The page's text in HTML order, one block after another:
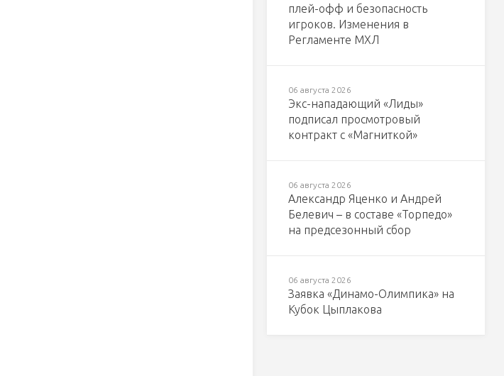
плей-офф и безопасность
игроков. Изменения в
Регламенте МХЛ
06 августа 2026
Экс-нападающий «Лиды»
подписал просмотровый
контракт с «Магниткой»
06 августа 2026
Александр Яценко и Андрей
Белевич – в составе «Торпедо»
на предсезонный сбор
06 августа 2026
Заявка «Динамо-Олимпика» на
Кубок Цыплакова